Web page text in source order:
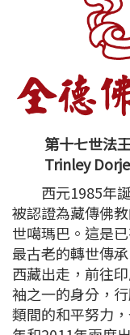
第十七世法
Trinley
西元1985年誕
被認證為藏傳佛
世噶瑪巴。這是
最古老的轉世傳
西藏出走，前往
袖之一的身分，
類間的和平努力